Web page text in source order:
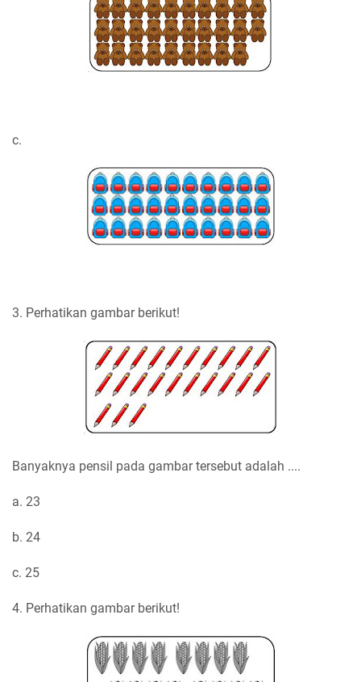
c.
3. Perhatikan gambar berikut!
Banyaknya pensil pada gambar tersebut adalah ....
a. 23
b. 24
c. 25
4. Perhatikan gambar berikut!